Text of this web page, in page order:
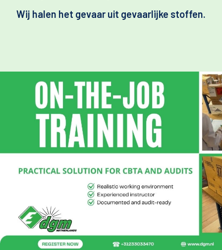
Wij halen het gevaar uit gevaarlijke stoffen.